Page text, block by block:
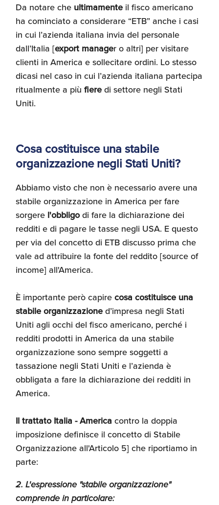
Da notare che ultimamente il fisco americano
ha cominciato a considerare “ETB” anche i casi
in cui l’azienda italiana invia del personale
dall’Italia [export manager o altri] per visitare
clienti in America e sollecitare ordini. Lo stesso
dicasi nel caso in cui l’azienda italiana partecipa
ritualmente a più fieredi settore negli Stati
Uniti.
Cosa costituisce una stabile
organizzazione negli Stati Uniti?
Abbiamo visto che non è necessario avere una
stabile organizzazione in America per fare
sorgere l'obbligodi fare la dichiarazione dei
redditi e di pagare le tasse negli USA. E questo
per via del concetto di ETB discusso prima che
vale ad attribuire la fonte del reddito [source of
income] all'America.
È importante però capirecosa costituisce una
stabile organizzazioned’impresa negli Stati
Uniti agli occhi del fisco americano, perché i
redditi prodotti in America da una stabile
organizzazione sono sempre soggetti a
tassazione negli Stati Uniti e l’azienda è
obbligata a fare la dichiarazione dei redditi in
America.
Il trattato Italia - America contro la doppia
imposizione definisce il concetto di Stabile
Organizzazione all'Articolo 5] che riportiamo in
parte:
2. L'espressione "stabile organizzazione"
comprende in particolare: